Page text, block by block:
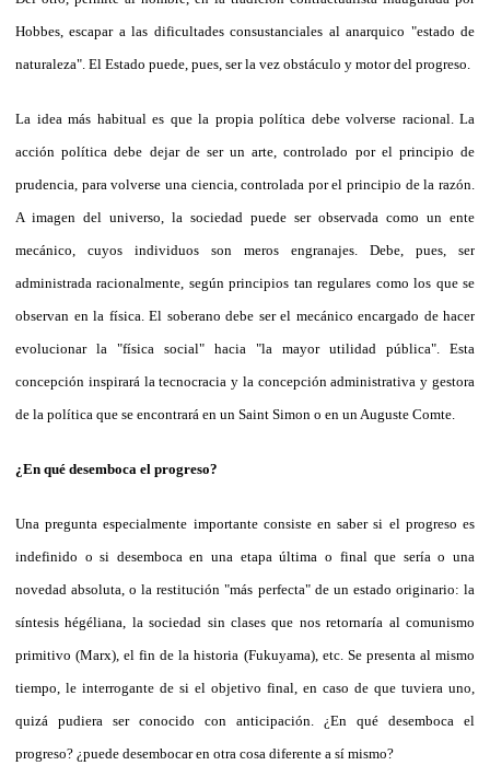
Hobbes, escapar a las dificultades consustanciales al anarquico "estado de
naturaleza". El Estado puede, pues, ser la vez obstáculo y motor del progreso.
La idea más habitual es que la propia política debe volverse racional. La
acción política debe dejar de ser un arte, controlado por el principio de
prudencia, para volverse una ciencia, controlada por el principio de la razón.
A imagen del universo, la sociedad puede ser observada como un ente
mecánico, cuyos individuos son meros engranajes. Debe, pues, ser
administrada racionalmente, según principios tan regulares como los que se
observan en la física. El soberano debe ser el mecánico encargado de hacer
evolucionar la "física social" hacia "la mayor utilidad pública". Esta
concepción inspirará la tecnocracia y la concepción administrativa y gestora
de la política que se encontrará en un Saint Simon o en un Auguste Comte.
¿En qué desemboca el progreso?
Una pregunta especialmente importante consiste en saber si el progreso es
indefinido o si desemboca en una etapa última o final que sería o una
novedad absoluta, o la restitución "más perfecta" de un estado originario: la
síntesis hégéliana, la sociedad sin clases que nos retornaría al comunismo
primitivo (Marx), el fin de la historia (Fukuyama), etc. Se presenta al mismo
tiempo, le interrogante de si el objetivo final, en caso de que tuviera uno,
quizá pudiera ser conocido con anticipación. ¿En qué desemboca el
progreso? ¿puede desembocar en otra cosa diferente a sí mismo?